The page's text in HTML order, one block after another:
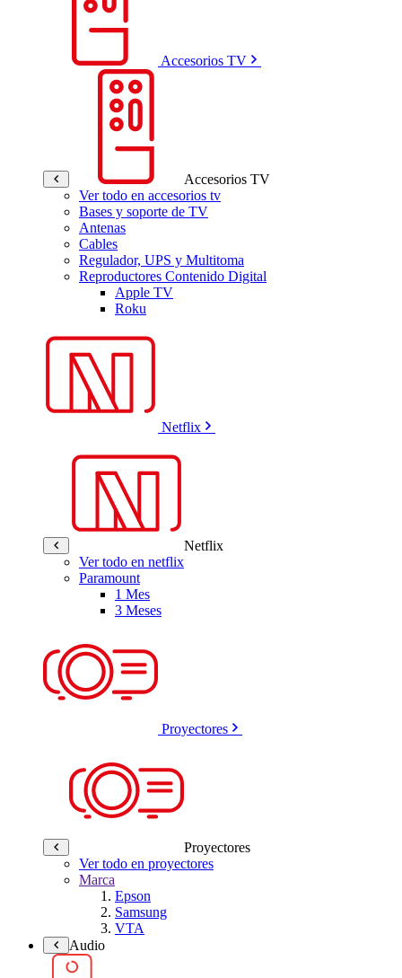
Accesorios TV
Accesorios TV
Ver todo en accesorios tv
Bases y soporte de TV
Antenas
Cables
Regulador, UPS y Multitoma
Reproductores Contenido Digital
Apple TV
Roku
Netflix
Netflix
Ver todo en netflix
Paramount
1 Mes
3 Meses
Proyectores
Proyectores
Ver todo en proyectores
Marca
Epson
Samsung
VTA
Audio